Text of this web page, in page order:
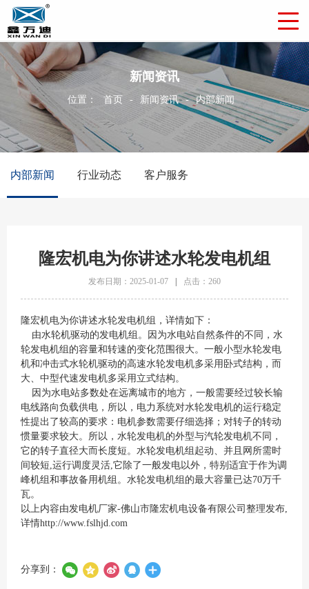
新闻资讯
位置： 首页 - 新闻资讯 - 内部新闻
内部新闻 行业动态 客户服务
隆宏机电为你讲述水轮发电机组
发布日期：2025-01-07 点击：260
隆宏机电为你讲述水轮发电机组，详情如下：
由水轮机驱动的发电机组。因为水电站自然条件的不同，水
轮发电机组的容量和转速的变化范围很大。一般小型水轮发电
机和冲击式水轮机驱动的高速水轮发电机多采用卧式结构，而
大、中型代速发电机多采用立式结构。
因为水电站多数处在远离城市的地方，一般需要经过较长输
电线路向负载供电，所以，电力系统对水轮发电机的运行稳定
性提出了较高的要求：电机参数需要仔细选择；对转子的转动
惯量要求较大。所以，水轮发电机的外型与汽轮发电机不同，
它的转子直径大而长度短。水轮发电机组起动、并且网所需时
间较短,运行调度灵活,它除了一般发电以外，特别适宜于作为调
峰机组和事故备用机组。水轮发电机组的最大容量已达70万千
瓦。
以上内容由发电机厂家-佛山市隆宏机电设备有限公司整理发布,
详情http://www.fslhjd.com
分享到：